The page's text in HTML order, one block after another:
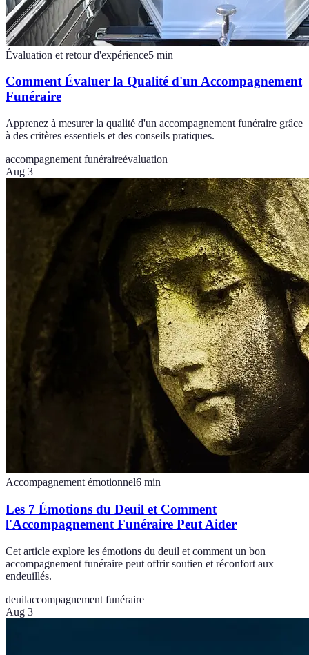
Évaluation et retour d'expérience5 min
Comment Évaluer la Qualité d'un Accompagnement
Funéraire
Apprenez à mesurer la qualité d'un accompagnement funéraire grâce
à des critères essentiels et des conseils pratiques.
accompagnement funéraireévaluation
Aug 3
Accompagnement émotionnel6 min
Les 7 Émotions du Deuil et Comment
l'Accompagnement Funéraire Peut Aider
Cet article explore les émotions du deuil et comment un bon
accompagnement funéraire peut offrir soutien et réconfort aux
endeuillés.
deuilaccompagnement funéraire
Aug 3